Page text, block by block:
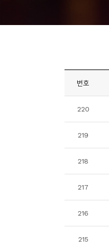
번호
220
219
218
217
216
215
티